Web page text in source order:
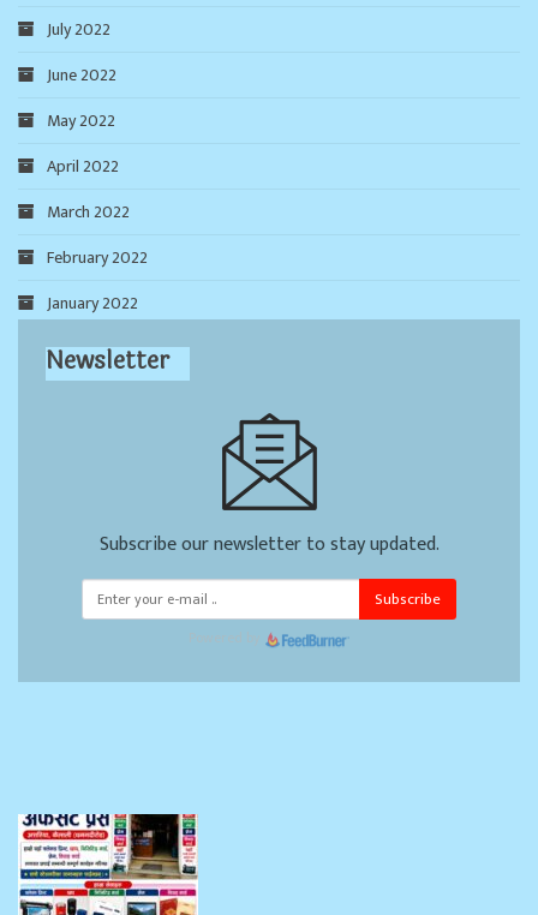
July 2022
June 2022
May 2022
April 2022
March 2022
February 2022
January 2022
Newsletter
Subscribe our newsletter to stay updated.
Subscribe